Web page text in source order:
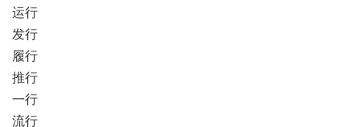
运行
发行
履行
推行
一行
流行